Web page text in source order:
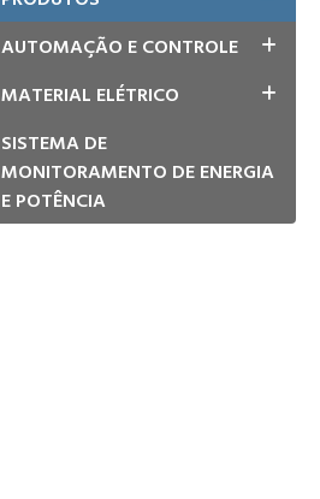
AUTOMAÇÃO E CONTROLE
MATERIAL ELÉTRICO
SISTEMA DE
MONITORAMENTO DE ENERGIA
E POTÊNCIA